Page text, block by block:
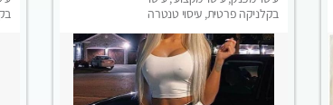
בקלניקה פרטית, עיסוי טנטרה